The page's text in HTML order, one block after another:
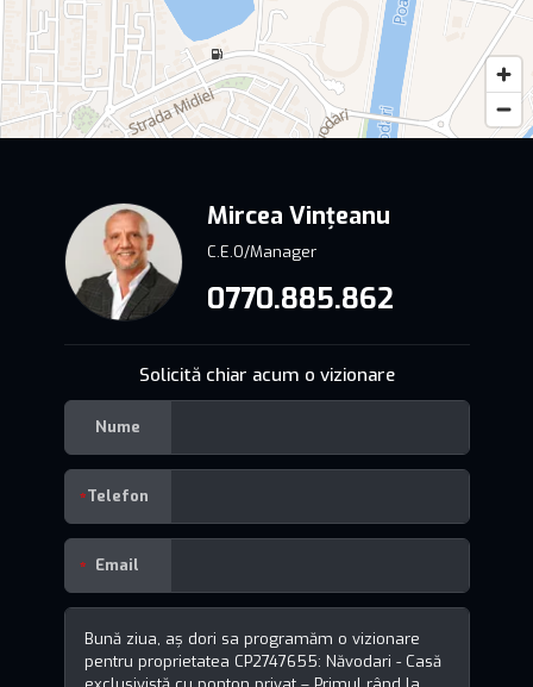
Mircea Vințeanu
C.E.O/Manager
0770.885.862
Solicită chiar acum o vizionare
Nume
Telefon
Email